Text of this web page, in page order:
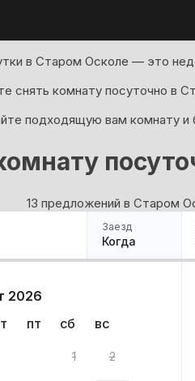
в Старом Осколе — это
снять комнату посуточно в
подходящую вам комнату и
13 предложений в Старом
Заезд
Когда
2026
пт сб вс
1 2